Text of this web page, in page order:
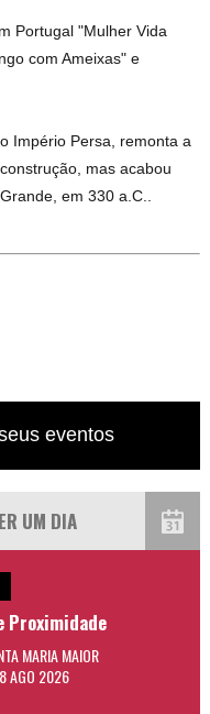
Portugal "Mulher Vida
com Ameixas" e
Império Persa, remonta a
mas acabou
em 330 a.C..
eventos
Proximidade
MARIA MAIOR
AGO 2026